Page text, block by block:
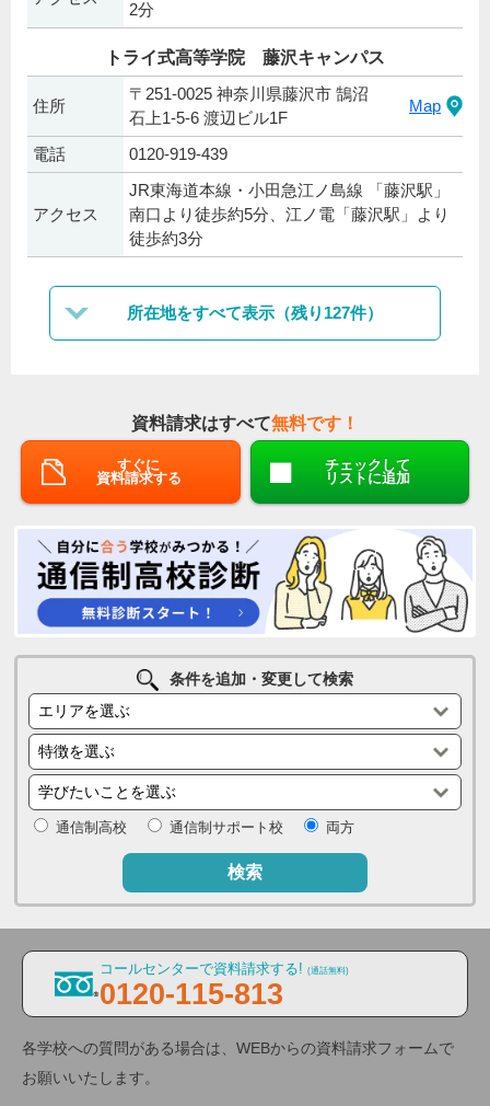
2分
トライ式高等学院 藤沢キャンパス
住所
〒251-0025 神奈川県藤沢市 鵠沼
石上1-5-6 渡辺ビル1F
Map
電話 0120-919-439
アクセス
JR東海道本線・小田急江ノ島線 「藤沢駅」
南口より徒歩約5分、江ノ電「藤沢駅」より
徒歩約3分
所在地をすべて表示（残り127件）
資料請求はすべて無料です！
すぐに
資料請求する
チェックして
リストに追加
条件を追加・変更して検索
通信制高校 通信制サポート校 両方
検索
コールセンターで資料請求する! (通話無料)
0120-115-813
各学校への質問がある場合は、WEBからの資料請求フォームで
お願いいたします。